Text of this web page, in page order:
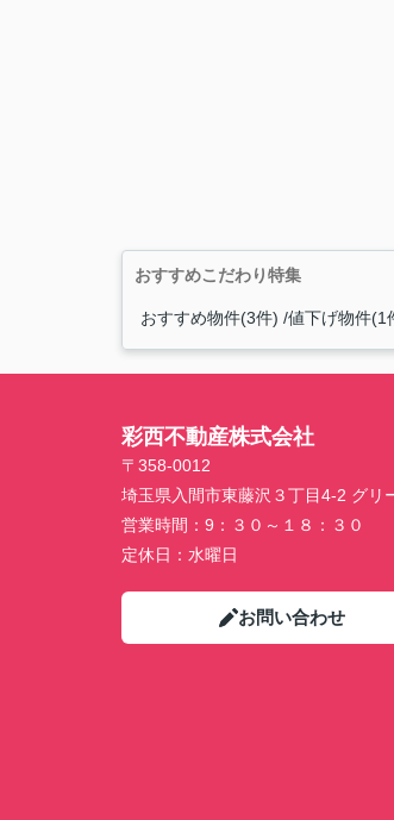
おすすめこだわり特集
おすすめ物件(3件) 値下げ物件(1
彩西不動産株式会社
〒358-0012
埼玉県入間市東藤沢３丁目4-2 グリ
営業時間： 9：３０～１８：３０
定休日： 水曜日
お問い合わせ